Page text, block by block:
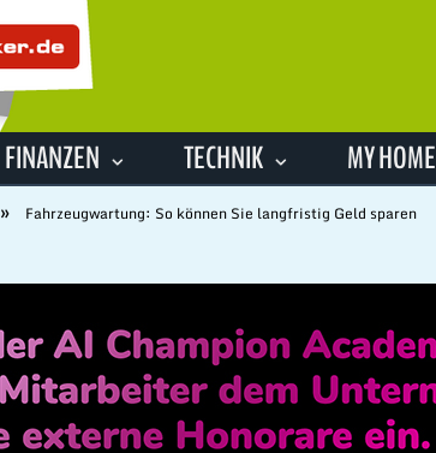
FINANZEN TECHNIK MY HOME
» Fahrzeugwartung: So können Sie langfristig Geld sparen